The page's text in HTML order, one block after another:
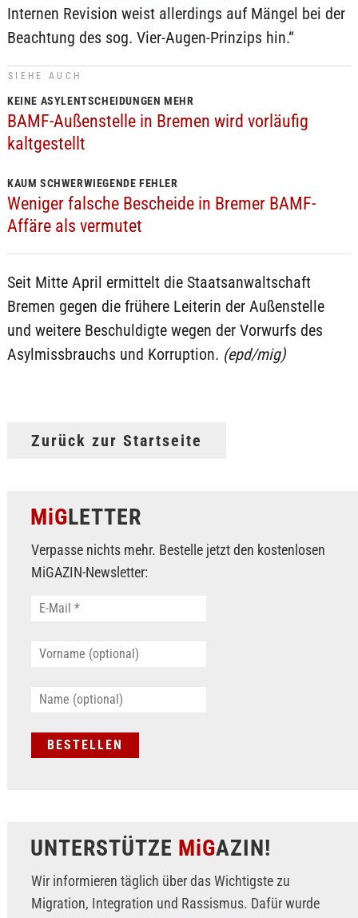
Internen Revision weist allerdings auf Mängel bei der
Beachtung des sog. Vier-Augen-Prinzips hin.“
SIEHE AUCH
KEINE ASYLENTSCHEIDUNGEN MEHR
BAMF-Außenstelle in Bremen wird vorläufig
kaltgestellt
KAUM SCHWERWIEGENDE FEHLER
Weniger falsche Bescheide in Bremer BAMF-
Affäre als vermutet
Seit Mitte April ermittelt die Staatsanwaltschaft
Bremen gegen die frühere Leiterin der Außenstelle
und weitere Beschuldigte wegen der Vorwurfs des
Asylmissbrauchs und Korruption. (epd/mig)
Zurück zur Startseite
MiGLETTER
Verpasse nichts mehr. Bestelle jetzt den kostenlosen
MiGAZIN-Newsletter:
UNTERSTÜTZE MiGAZIN!
Wir informieren täglich über das Wichtigste zu
Migration, Integration und Rassismus. Dafür wurde